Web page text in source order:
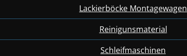
Lackierböcke Montagewagen
Reinigunsmaterial
Schleifmaschinen